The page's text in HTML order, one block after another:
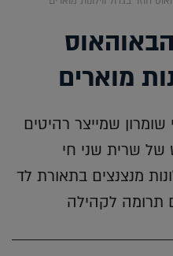
מוארים
שמייצר רהיטים
של שרית שני חי
מנצנצים בתאורת לד
תרומה לקהילה